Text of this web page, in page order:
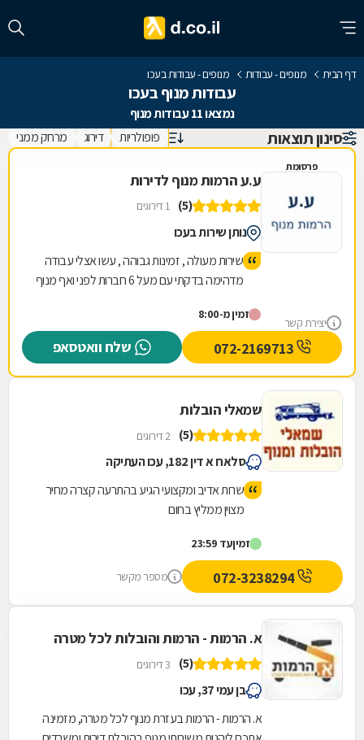
דף הבית מנופים - עבודות מנופים - עבודות בעכו
עבודות מנוף בעכו
נמצאו 11 עבודות מנוף
סינון תוצאות פופולריות דירוג מרחק ממני
פרסומת
יצירת קשר
ע.ע הרמות מנוף לדירות
(5) 1 דירוגים
נותן שירות בעכו
שירות מעולה , זמינות גבוהה , עשו אצלי עבודה
מדהימה בדקתי עם מעל 6 חברות לפני ואף מנוף
והמקצועי ע.ע הרמות , אני ממליץ למי שיש להם
מגבלות או כל מיני מקומות צפופים מנוף קטן
נכנס קמעט לכל מקום
זמין מ-8:00
שלח וואטסאפ
שמאלי הובלות
(5) 2 דירוגים
סלאח א דין 182, עכו העתיקה
שרות אדיב ומקצועי הגיע בהתרעה קצרה מחיר
מצוין ממליץ בחום
זמיןעד 23:59
072-3238294 מספר מקשר
א. הרמות - הרמות והובלות לכל מטרה
(5) 3 דירוגים
בן עמי 37, עכו
א. הרמות - הרמות בעזרת מנוף לכל מטרה, מזמינה